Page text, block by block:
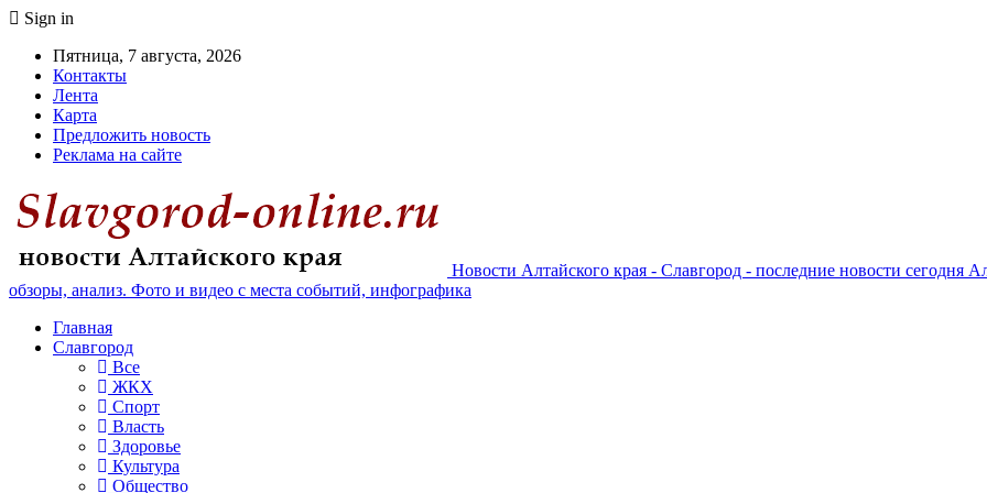
Sign in
Пятница, 7 августа, 2026
Контакты
Лента
Карта
Предложить новость
Реклама на сайте
Новости Алтайского края - Славгород - последние новости сегодня
обзоры, анализ. Фото и видео с места событий, инфографика
Главная
Славгород
Все
ЖКХ
Спорт
Власть
Здоровье
Культура
Общество